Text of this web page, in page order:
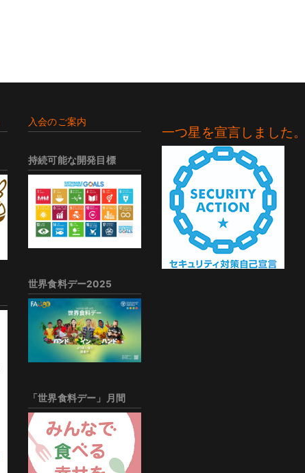
入会のご案内
持続可能な開発目標
世界食料デー2025
「世界食料デー」月間
一つ星を宣言しました